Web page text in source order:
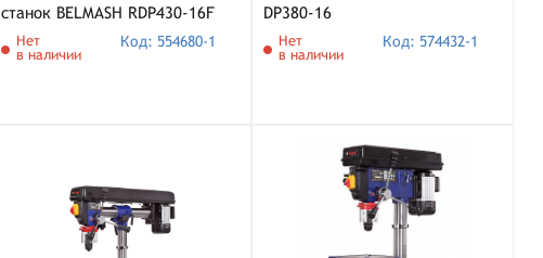
станок BELMASH RDP430-16F
Нет
в наличии
Код: 554680-1
DP380-16
Нет
в наличии
Код: 574432-1